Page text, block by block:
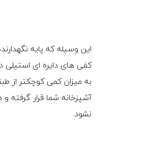
این وسیله که پایه
به میزان کمی کوچکتر از
آشپزخانه شما قرار
نشود.